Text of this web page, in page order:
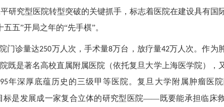
研究型医院转型突破的关键抓手，标志着医院在建设具有国
五”开局之年的“先手棋”。
门诊量达250万人次，手术量8万台，放疗量42万人次。作为
既是著名高校直属附属医院（依托复旦大学上海医学院），
95年深厚底蕴历史的三级甲等医院。复旦大学附属肿瘤医
标是发展成一家复合立体的研究型医院——既要能承担临床